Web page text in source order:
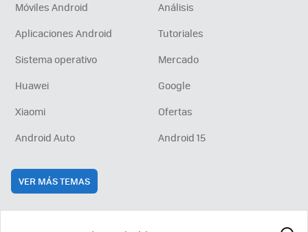
Móviles Android
Análisis
Aplicaciones Android
Tutoriales
Sistema operativo
Mercado
Huawei
Google
Xiaomi
Ofertas
Android Auto
Android 15
VER MÁS TEMAS